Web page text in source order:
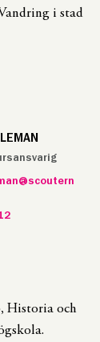
i stad
Historia och